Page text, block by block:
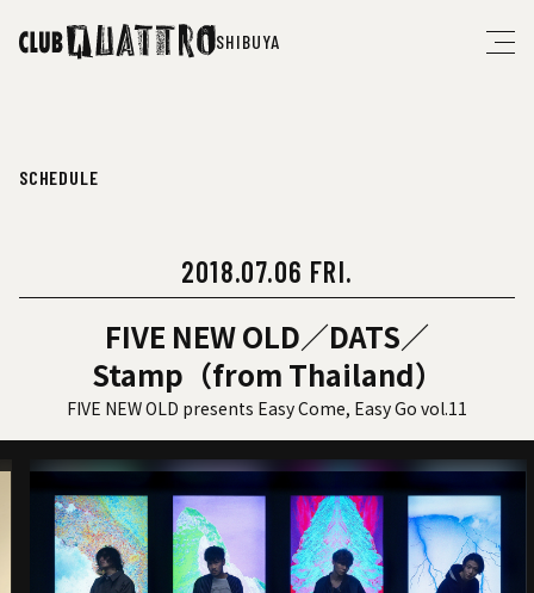
SHIBUYA
SCHEDULE
2018.07.06 FRI.
FIVE NEW OLD／DATS／
Stamp（from Thailand）
FIVE NEW OLD presents Easy Come, Easy Go vol.11